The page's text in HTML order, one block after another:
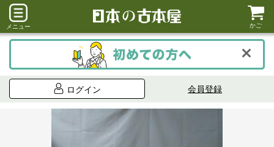
メニュー かご
ログイン 会員登録